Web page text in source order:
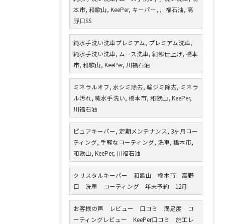
本市, 和歌山, KeePer, キーパー, 川福石油, 高
野口SS
純水手洗い洗車プレミアム, プレミアム洗車,
純水手洗い洗車, ムース洗車, 細部仕上げ, 橋本
市, 和歌山, KeePer, 川福石油
ミネラルオフ, 水シミ除去, 輪ジミ除去, ミネラ
ル汚れ, 純水手洗い, 橋本市, 和歌山, KeePer,
川福石油
ピュアキーパー, 定期メンテナンス, 3ヶ月コー
ティング, 手軽なコーティング, 洗車, 橋本市,
和歌山, KeePer, 川福石油
クリスタルキーパー 和歌山 橋本市 高野
口 洗車 コーティング 年末予約 12月
お客様の声 レビュー 口コミ 満足度 コ
ーティングレビュー KeePer口コミ 施工レ